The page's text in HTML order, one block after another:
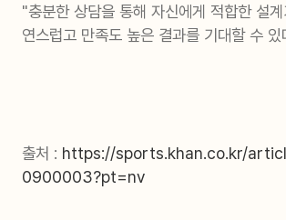
"충분한 상담을 통해 자신에게 적합한 설
연스럽고 만족도 높은 결과를 기대할 수
출처 : https://sports.khan.co.kr/
0900003?pt=nv